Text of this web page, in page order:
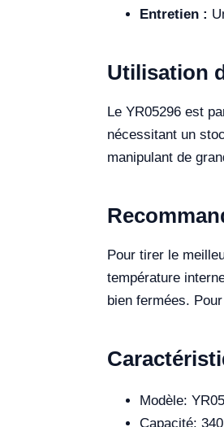
Entretien :
Utilisation
Le YR05296 est
nécessitant un
manipulant de
Pour tirer le
température
bien fermées.
Modèle:
Capacité: